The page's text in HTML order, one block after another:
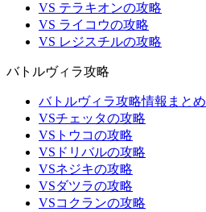
VS テラキオンの攻略
VS ライコウの攻略
VS レジスチルの攻略
バトルヴィラ攻略
バトルヴィラ攻略情報まとめ
VSチェッタの攻略
VSトウコの攻略
VSドリバルの攻略
VSネジキの攻略
VSダツラの攻略
VSコクランの攻略